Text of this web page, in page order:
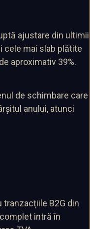
ajustare din ultimii
cele mai slab plătite
aproximativ 39%.
de schimbare care
anului, atunci
B2G din
intră în